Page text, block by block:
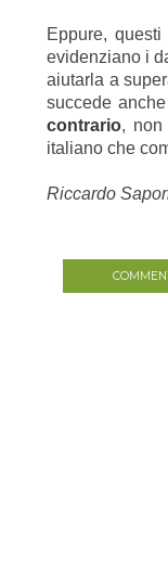
Eppure,
evidenziano i
aiutarla a
succede
contrario, non
italiano che
Riccardo